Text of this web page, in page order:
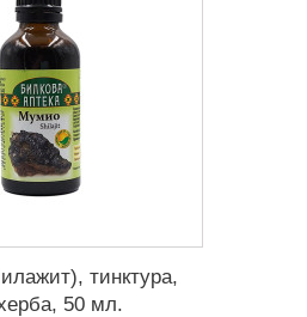
тинктура,
50 мл.